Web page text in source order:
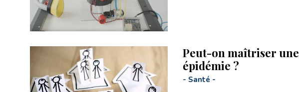
Peut-on maîtriser une
épidémie ?
- Santé -